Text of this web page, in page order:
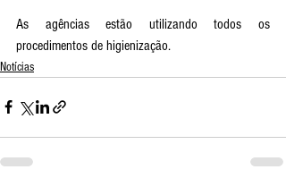
As agências estão utilizando todos os
procedimentos de higienização.
Notícias